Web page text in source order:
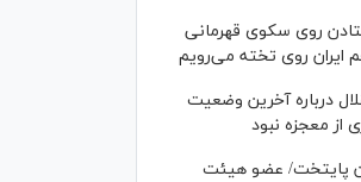
روی سکوی قهرمانی
ایران روی تخته می‌رویم
درباره آخرین وضعیت
از معجزه نبود
پایتخت/ عضو هیئت